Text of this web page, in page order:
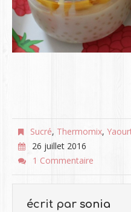
Sucré, Thermomix,
26 juillet 2016
1 Commentaire
écrit par sonia